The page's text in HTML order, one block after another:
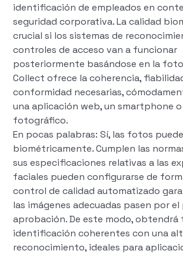
identificación de empleados en
seguridad corporativa. La calidad
crucial si los sistemas de
controles de acceso van a funcionar
posteriormente basándose en la
Collect ofrece la coherencia,
conformidad necesarias,
una aplicación web, un smartphone
fotográfico.
En pocas palabras: Sí, las fotos
biométricamente. Cumplen las
sus especificaciones relativas a las
faciales pueden configurarse de
control de calidad automatizado
las imágenes adecuadas pasen por
aprobación. De este modo, obtendrá
identificación coherentes con una
reconocimiento, ideales para